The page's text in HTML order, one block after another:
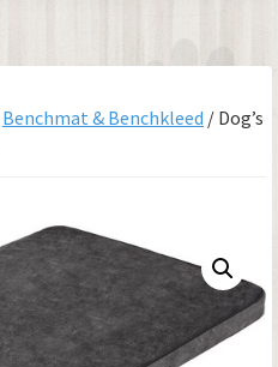
Benchmat & Benchkleed / Dog’s